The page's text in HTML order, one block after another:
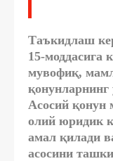
Таъкидлаш
15-моддасига
мувофиқ,
қонунларнинг
Асосий қонун
олий юридик
амал қилади
асосини